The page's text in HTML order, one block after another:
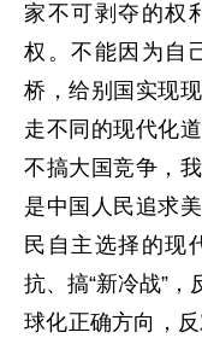
家不可剥夺的权
权。不能因为自
桥，给别国实现
走不同的现代化
不搞大国竞争，
是中国人民追求
民自主选择的现
抗、搞“新冷战”
球化正确方向，反